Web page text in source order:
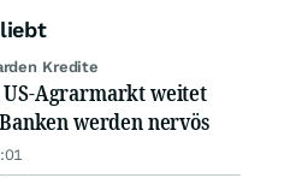
Kredite
US-Agrarmarkt weitet
werden nervös